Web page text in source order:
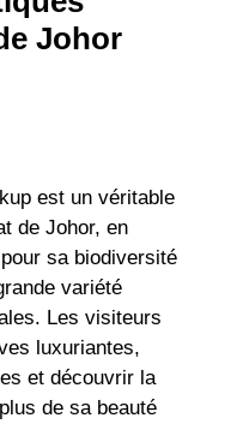
Johor
est un véritable
de Johor, en
sa biodiversité
variété
Les visiteurs
luxuriantes,
et découvrir la
de sa beauté